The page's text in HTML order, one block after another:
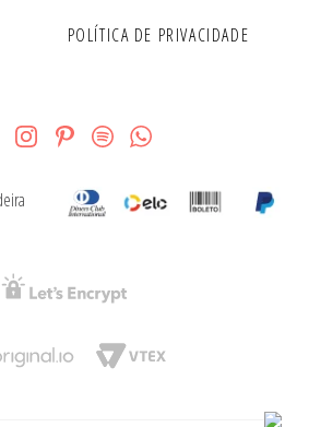
POLÍTICA DE PRIVACIDADE